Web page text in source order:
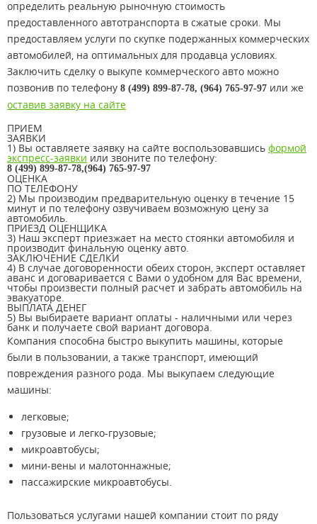
определить реальную рыночную стоимость
предоставленного автотранспорта в сжатые сроки. Мы
предоставляем услуги по скупке подержанных коммерческих
автомобилей, на оптимальных для продавца условиях.
Заключить сделку о выкупе коммерческого авто можно
позвонив по телефону 8 (499) 899-87-78, (964) 765-97-97 или же
оставив заявку на сайте
ПРИЕМ
ЗАЯВКИ
1) Вы оставляете заявку на сайте воспользовавшись формой
экспресс-заявки или звоните по телефону:
8 (499) 899-87-78,(964) 765-97-97
ОЦЕНКА
ПО ТЕЛЕФОНУ
2) Мы производим предварительную оценку в течение 15
минут и по телефону озвучиваем возможную цену за
автомобиль.
ПРИЕЗД ОЦЕНЩИКА
3) Наш эксперт приезжает на место стоянки автомобиля и
производит финальную оценку авто.
ЗАКЛЮЧЕНИЕ СДЕЛКИ
4) В случае договоренности обеих сторон, эксперт оставляет
аванс и договаривается с Вами о удобном для Вас времени,
чтобы произвести полный расчет и забрать автомобиль на
эвакуаторе.
ВЫПЛАТА ДЕНЕГ
5) Вы выбираете вариант оплаты - наличными или через
банк и получаете свой вариант договора.
Компания способна быстро выкупить машины, которые
были в пользовании, а также транспорт, имеющий
повреждения разного рода. Мы выкупаем следующие
машины:
легковые;
грузовые и легко-грузовые;
микроавтобусы;
мини-вены и малотоннажные;
пассажирские микроавтобусы.
Пользоваться услугами нашей компании стоит по ряду